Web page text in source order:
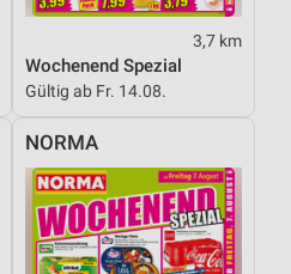
3,7 km
Wochenend Spezial
Gültig ab Fr. 14.08.
NORMA